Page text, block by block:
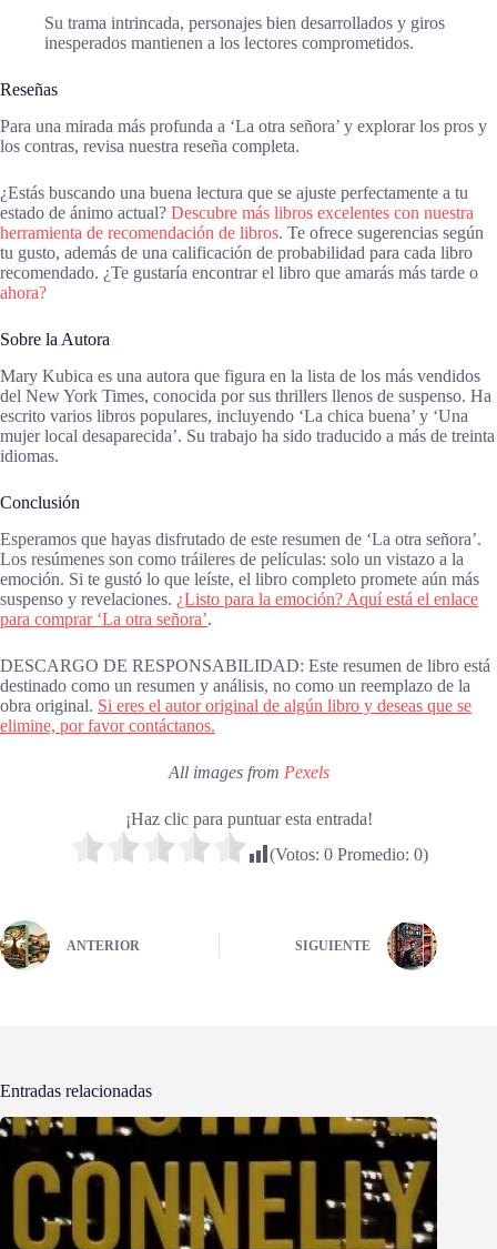
Su trama intrincada, personajes bien desarrollados y giros
inesperados mantienen a los lectores comprometidos.
Reseñas
Para una mirada más profunda a ‘La otra señora’ y explorar los pros y
los contras, revisa nuestra reseña completa.
¿Estás buscando una buena lectura que se ajuste perfectamente a tu
estado de ánimo actual? Descubre más libros excelentes con nuestra
herramienta de recomendación de libros. Te ofrece sugerencias según
tu gusto, además de una calificación de probabilidad para cada libro
recomendado. ¿Te gustaría encontrar el libro que amarás más tarde o
ahora?
Sobre la Autora
Mary Kubica es una autora que figura en la lista de los más vendidos
del New York Times, conocida por sus thrillers llenos de suspenso. Ha
escrito varios libros populares, incluyendo ‘La chica buena’ y ‘Una
mujer local desaparecida’. Su trabajo ha sido traducido a más de treinta
idiomas.
Conclusión
Esperamos que hayas disfrutado de este resumen de ‘La otra señora’.
Los resúmenes son como tráileres de películas: solo un vistazo a la
emoción. Si te gustó lo que leíste, el libro completo promete aún más
suspenso y revelaciones. ¿Listo para la emoción? Aquí está el enlace
para comprar ‘La otra señora’.
DESCARGO DE RESPONSABILIDAD: Este resumen de libro está
destinado como un resumen y análisis, no como un reemplazo de la
obra original. Si eres el autor original de algún libro y deseas que se
elimine, por favor contáctanos.
All images from Pexels
¡Haz clic para puntuar esta entrada!
(Votos: 0Promedio: 0)
ANTERIOR SIGUIENTE
Entradas relacionadas